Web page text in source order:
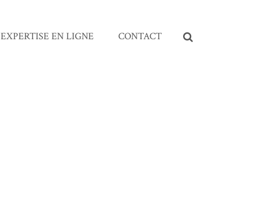
EXPERTISE EN LIGNE CONTACT